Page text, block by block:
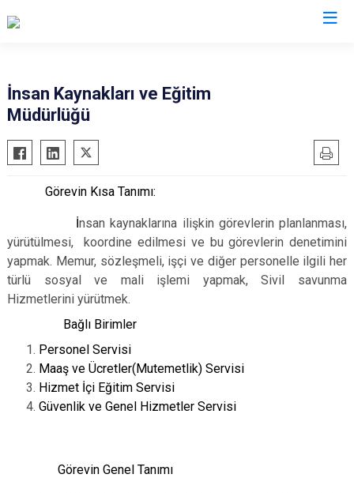
İnsan Kaynakları ve Eğitim
Müdürlüğü
Görevin Kısa Tanımı:
İnsan kaynaklarına ilişkin görevlerin planlanması,
yürütülmesi, koordine edilmesi ve bu görevlerin denetimini
yapmak. Memur, sözleşmeli, işçi ve diğer personelle ilgili her
türlü sosyal ve mali işlemi yapmak, Sivil savunma
Hizmetlerini yürütmek.
Bağlı Birimler
Personel Servisi
Maaş ve Ücretler(Mutemetlik) Servisi
Hizmet İçi Eğitim Servisi
Güvenlik ve Genel Hizmetler Servisi
Görevin Genel Tanımı